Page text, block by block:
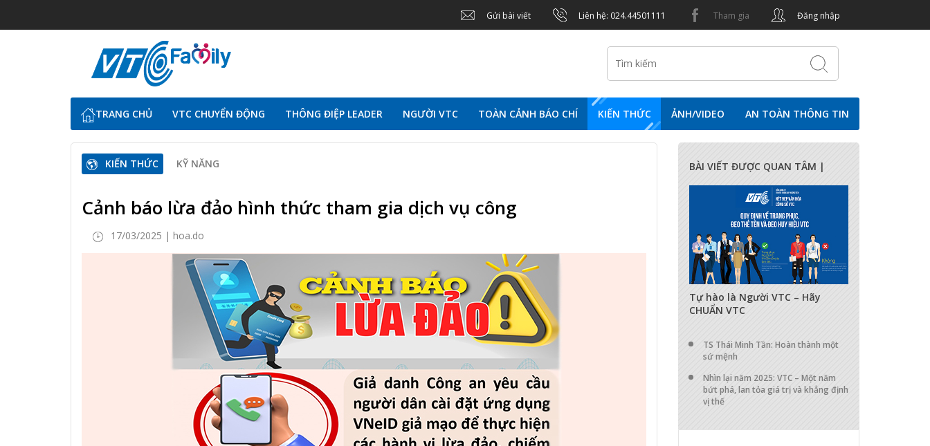
Gửi bài viết Liên hệ: 024.44501111 Tham gia Đăng nhập
TRANG CHỦ VTC CHUYỂN ĐỘNG THÔNG ĐIỆP LEADER NGƯỜI VTC TOÀN CẢNH BÁO CHÍ KIẾN THỨC ẢNH/VIDEO AN TOÀN THÔNG TIN
KIẾN THỨC KỸ NĂNG
Cảnh báo lừa đảo hình thức tham gia dịch vụ công
17/03/2025 | hoa.do
BÀI VIẾT ĐƯỢC QUAN TÂM |
Tự hào là Người VTC – Hãy
CHUẨN VTC
TS Thái Minh Tần: Hoàn thành một
sứ mệnh
Nhìn lại năm 2025: VTC – Một năm
bứt phá, lan tỏa giá trị và khẳng định
vị thế